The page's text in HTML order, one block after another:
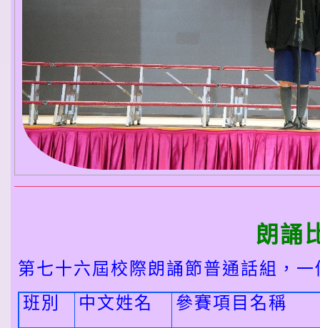
朗誦
第七十六屆校際朗誦節普通話組，
班別
中文姓名
參賽項目名稱